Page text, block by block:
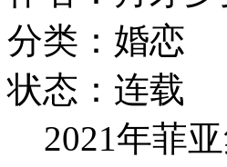
分类：婚恋
状态：连载
2021年菲亚